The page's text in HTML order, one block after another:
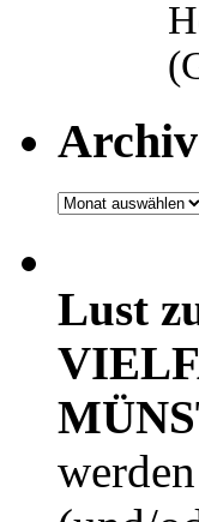
Archiv
Archiv
Lust